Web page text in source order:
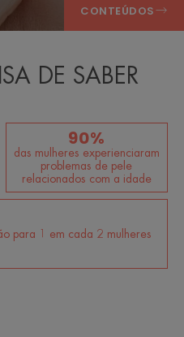
CONTEÚDOS
DE SABER
90%
das mulheres experienciaram
problemas de pele
relacionados com a idade
para 1 em cada 2 mulheres